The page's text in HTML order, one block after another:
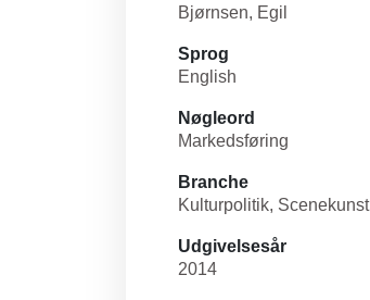
Bjørnsen, Egil
Sprog
English
Nøgleord
Markedsføring
Branche
Kulturpolitik Scenekunst
Udgivelsesår
2014